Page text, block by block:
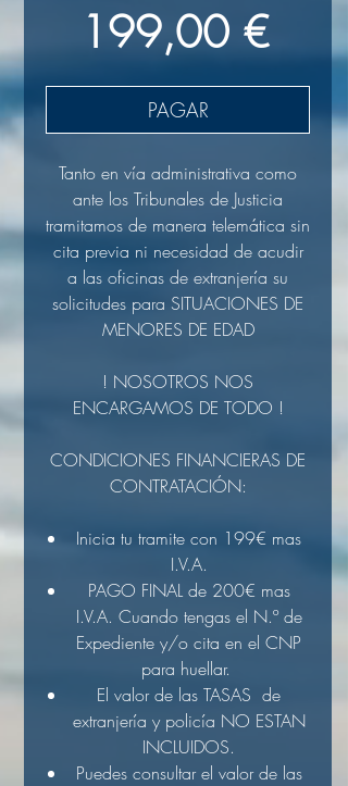
199,00 €Precio
PAGAR
Tanto en vía administrativa como
ante los Tribunales de Justicia
tramitamos de manera telemática sin
cita previa ni necesidad de acudir
a las oficinas de extranjería su
solicitudes para SITUACIONES DE
MENORES DE EDAD
! NOSOTROS NOS
ENCARGAMOS DE TODO !
CONDICIONES FINANCIERAS DE
CONTRATACIÓN:
Inicia tu tramite con 199€ mas
I.V.A.
PAGO FINAL de 200€ mas
I.V.A. Cuando tengas el N.º de
Expediente y/o cita en el CNP
para huellar.
El valor de las TASAS de
extranjería y policía NO ESTAN
INCLUIDOS.
Puedes consultar el valor de las